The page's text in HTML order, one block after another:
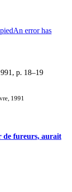
An error has
, p. 18–19
1991
de fureurs, aurait